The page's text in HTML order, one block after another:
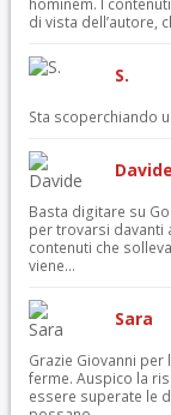
hominem. I
di vista dell’autore,
S.
Sta scoperchiando
Davide
Basta digitare su
per trovarsi davanti
contenuti che
viene...
Sara
Grazie Giovanni
ferme. Auspico la
essere superate le